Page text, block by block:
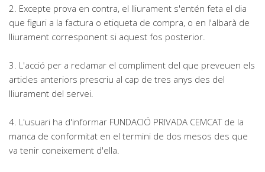
2. Excepte prova en contra, el lliurament s'entén feta el dia
que figuri a la factura o etiqueta de compra, o en l'albarà de
lliurament corresponent si aquest fos posterior.
3. L'acció per a reclamar el compliment del que preveuen els
articles anteriors prescriu al cap de tres anys des del
lliurament del servei.
4. L'usuari ha d'informar FUNDACIÓ PRIVADA CEMCAT de la
manca de conformitat en el termini de dos mesos des que
va tenir coneixement d'ella.